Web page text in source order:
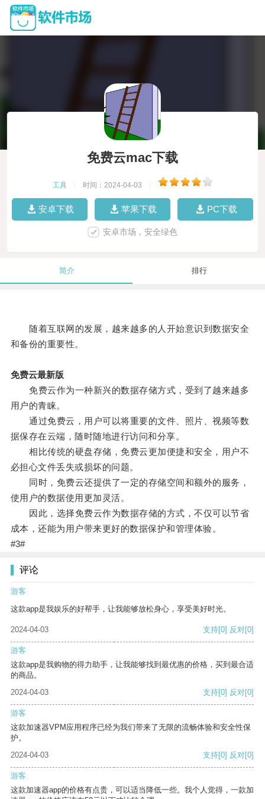
免费云mac下载
工具 时间：2024-04-03
安卓下载 苹果下载 PC下载
安卓市场，安全绿色
简介 排行
随着互联网的发展，越来越多的人开始意识到数据安全
和备份的重要性。
免费云最新版
免费云作为一种新兴的数据存储方式，受到了越来越多
用户的青睐。
通过免费云，用户可以将重要的文件、照片、视频等数
据保存在云端，随时随地进行访问和分享。
相比传统的硬盘存储，免费云更加便捷和安全，用户不
必担心文件丢失或损坏的问题。
同时，免费云还提供了一定的存储空间和额外的服务，
使用户的数据使用更加灵活。
因此，选择免费云作为数据存储的方式，不仅可以节省
成本，还能为用户带来更好的数据保护和管理体验。
#3#
评论
游客
这款app是我娱乐的好帮手，让我能够放松身心，享受美好时光。
2024-04-03 支持[0] 反对[0]
游客
这款app是我购物的得力助手，让我能够找到最优惠的价格，买到最合适
的商品。
2024-04-03
支持[0] 反对[0]
游客
这款加速器VPM应用程序已经为我们带来了无限的流畅体验和安全性保
护。
2024-04-03
支持[0] 反对[0]
游客
这款加速器app的价格有点贵，可以适当降低一些。我个人觉得，一款加